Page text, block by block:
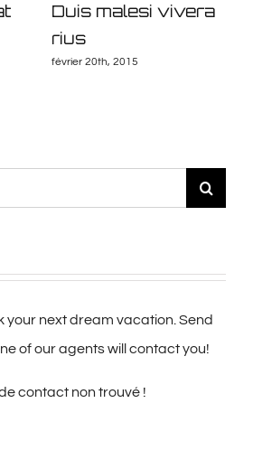
Duis malesi vivera
rius
février 20th, 2015
your next dream vacation. Send
of our agents will contact you!
contact non trouvé !